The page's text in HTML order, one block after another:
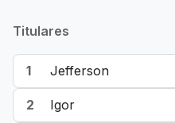
Titulares
1 Jefferson
2 Igor